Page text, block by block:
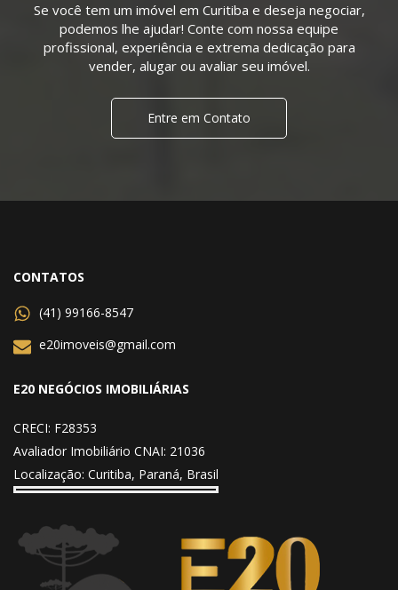
Se você tem um imóvel em Curitiba e deseja negociar,
podemos lhe ajudar! Conte com nossa equipe
profissional, experiência e extrema dedicação para
vender, alugar ou avaliar seu imóvel.
Entre em Contato
CONTATOS
(41) 99166-8547
e20imoveis@gmail.com
E20 NEGÓCIOS IMOBILIÁRIAS
CRECI: F28353
Avaliador Imobiliário CNAI: 21036
Localização: Curitiba, Paraná, Brasil